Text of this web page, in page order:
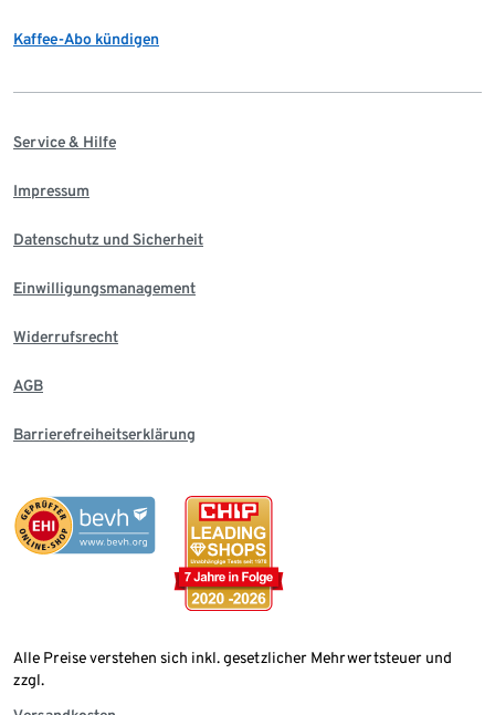
Kaffee-Abo kündigen
Service & Hilfe
Impressum
Datenschutz und Sicherheit
Einwilligungsmanagement
Widerrufsrecht
AGB
Barrierefreiheitserklärung
Alle Preise verstehen sich inkl. gesetzlicher Mehrwertsteuer und
zzgl.